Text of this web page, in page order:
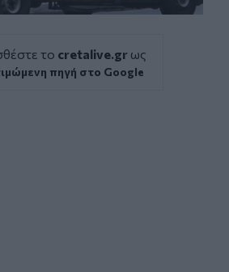
το cretalive.gr ως
πηγή στο Google